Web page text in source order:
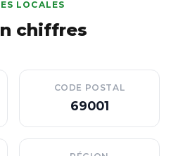
LOCALES
chiffres
CODE POSTAL
69001